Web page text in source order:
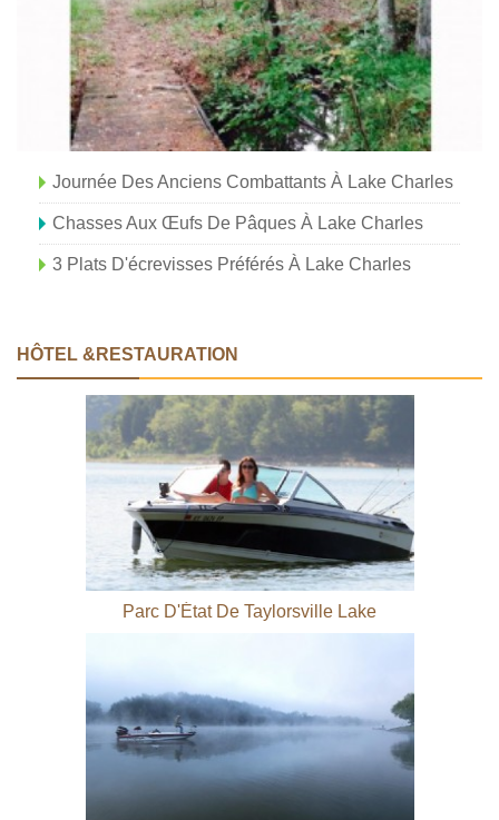
Journée Des Anciens Combattants À Lake Charles
Chasses Aux Œufs De Pâques À Lake Charles
3 Plats D'écrevisses Préférés À Lake Charles
HÔTEL &RESTAURATION
Parc D'État De Taylorsville Lake